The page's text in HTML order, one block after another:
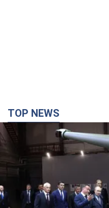
Кремль отримав
залишився майже без
Інтерв’ю з Мельником
Думка, що в Росії
небезпечна, наголосив